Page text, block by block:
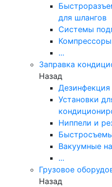
для шлангов
Системы
...
Заправка
Назад
Дезинфекция
Установки
Ниппели и
Вакуумные
...
Грузовое
Назад